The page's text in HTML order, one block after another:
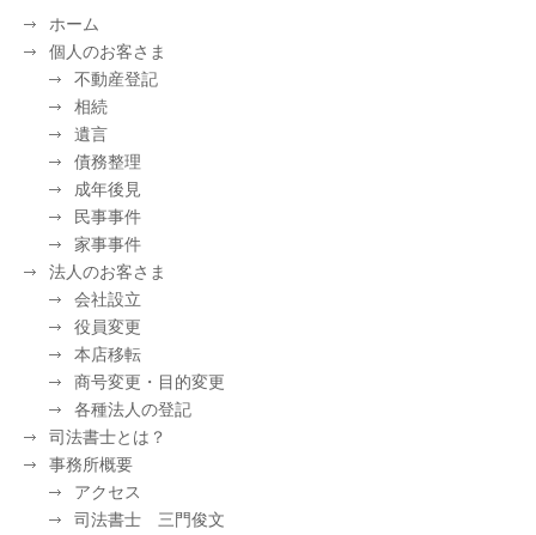
ホーム
個人のお客さま
不動産登記
相続
遺言
債務整理
成年後見
民事事件
家事事件
法人のお客さま
会社設立
役員変更
本店移転
商号変更・目的変更
各種法人の登記
司法書士とは？
事務所概要
アクセス
司法書士 三門俊文